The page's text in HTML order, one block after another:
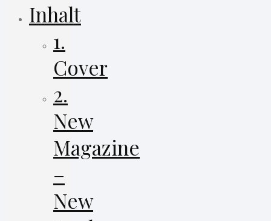
Inhalt
1.
Cover
2.
New
Magazine
–
New